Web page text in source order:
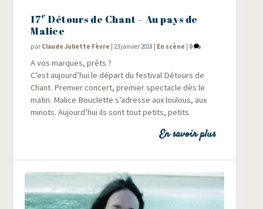
17e Détours de Chant – Au pays de
Malice
par Claude Juliette Fèvre |23 janvier 2018 | En scène | 0
A vos marques, prêts ?
C’est aujourd’hui le départ du fes­ti­val Détours de
Chant. Pre­mier concert, pre­mier spec­tacle dès le
matin. Malice Bou­clette s’adresse aux lou­lous, aux
minots. Aujourd’hui ils sont tout petits, petits.
En savoir plus